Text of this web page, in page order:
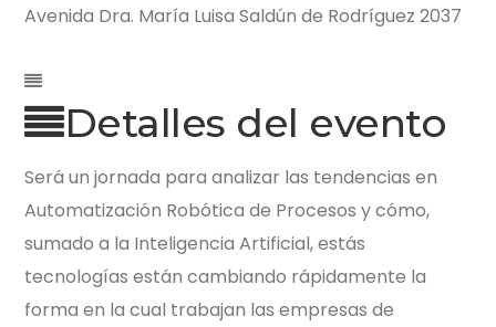
Avenida Dra. María Luisa Saldún de Rodríguez 2037
Detalles del evento
Será un jornada para analizar las tendencias en
Automatización Robótica de Procesos y cómo,
sumado a la Inteligencia Artificial, estás
tecnologías están cambiando rápidamente la
forma en la cual trabajan las empresas de